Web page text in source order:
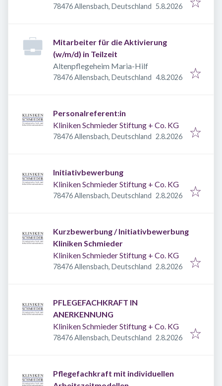
78476 Allensbach, Deutschland Veröffentlicht
5.8.2026
Mitarbeiter für die Aktivierung
(w/m/d) in Teilzeit
Altenpflegeheim Maria-Hilf
78476 Allensbach, Deutschland Veröffentlicht
4.8.2026
Personalreferent:in
Kliniken Schmieder Stiftung + Co. KG
78476 Allensbach, Deutschland Veröffentlicht
2.8.2026
Initiativbewerbung
Kliniken Schmieder Stiftung + Co. KG
78476 Allensbach, Deutschland Veröffentlicht
2.8.2026
Kurzbewerbung / Initiativbewerbung
Kliniken Schmieder
Kliniken Schmieder Stiftung + Co. KG
78476 Allensbach, Deutschland Veröffentlicht
2.8.2026
PFLEGEFACHKRAFT IN
ANERKENNUNG
Kliniken Schmieder Stiftung + Co. KG
78476 Allensbach, Deutschland Veröffentlicht
2.8.2026
Pflegefachkraft mit individuellen